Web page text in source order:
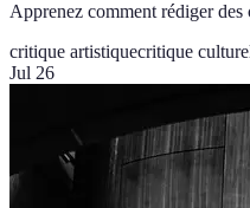
Apprenez comment rédiger des
critique artistiquecritique
Jul 26